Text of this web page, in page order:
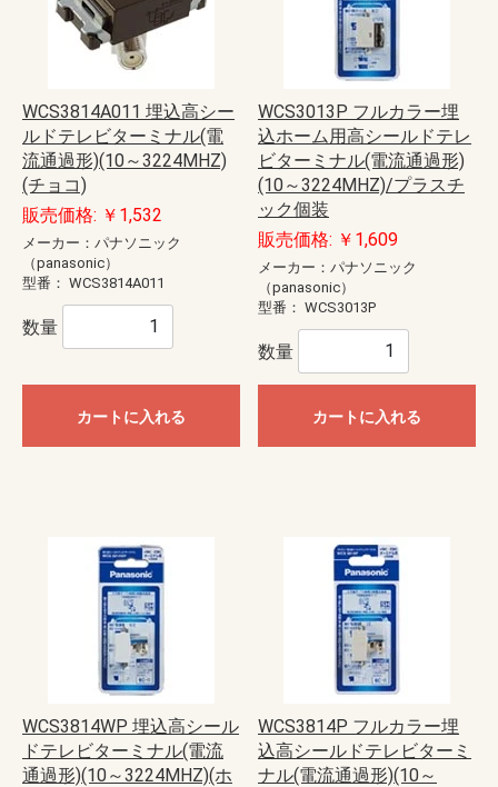
WCS3814A011 埋込高シー
ルドテレビターミナル(電
流通過形)(10～3224MHZ)
(チョコ)
販売価格: ￥1,532
メーカー：パナソニック
（panasonic）
型番： WCS3814A011
数量
カートに入れる
WCS3013P フルカラー埋
込ホーム用高シールドテレ
ビターミナル(電流通過形)
(10～3224MHZ)/プラスチ
ック個装
販売価格: ￥1,609
メーカー：パナソニック
（panasonic）
型番： WCS3013P
数量
カートに入れる
WCS3814WP 埋込高シール
ドテレビターミナル(電流
通過形)(10～3224MHZ)(ホ
WCS3814P フルカラー埋
込高シールドテレビターミ
ナル(電流通過形)(10～